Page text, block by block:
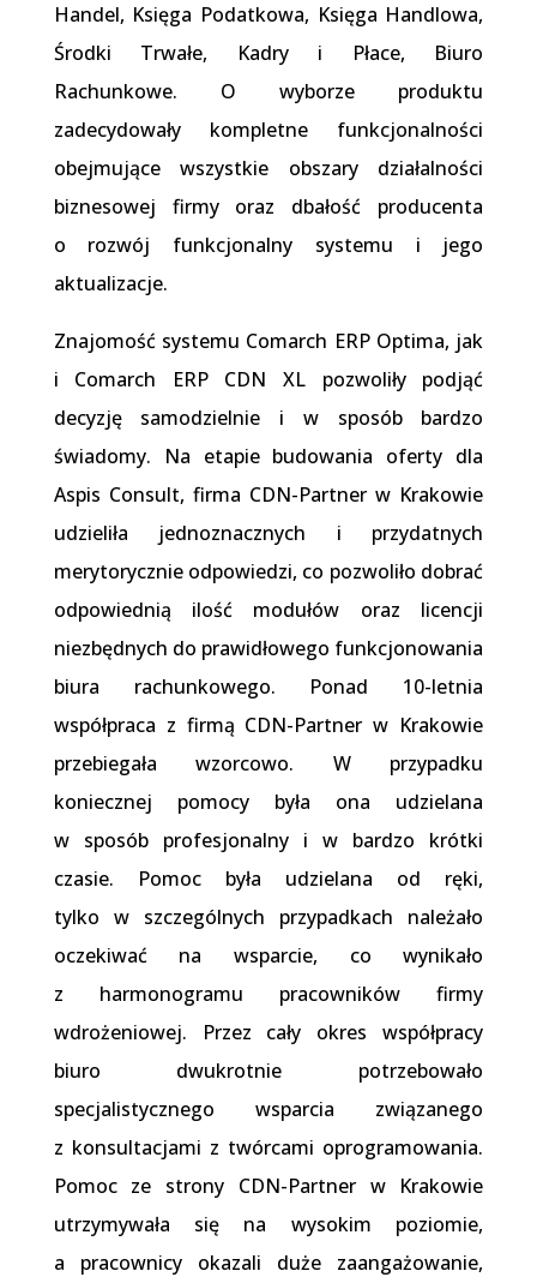
Handel, Księga Podatkowa, Księga Handlowa,
Środki Trwałe, Kadry i Płace, Biuro
Rachunkowe. O wyborze produktu
zadecydowały kompletne funkcjonalności
obejmujące wszystkie obszary działalności
biznesowej firmy oraz dbałość producenta
o rozwój funkcjonalny systemu i jego
aktualizacje.
Znajomość systemu Comarch ERP Optima, jak
i Comarch ERP CDN XL pozwoliły podjąć
decyzję samodzielnie i w sposób bardzo
świadomy. Na etapie budowania oferty dla
Aspis Consult, firma CDN-Partner w Krakowie
udzieliła jednoznacznych i przydatnych
merytorycznie odpowiedzi, co pozwoliło dobrać
odpowiednią ilość modułów oraz licencji
niezbędnych do prawidłowego funkcjonowania
biura rachunkowego. Ponad 10-letnia
współpraca z firmą CDN-Partner w Krakowie
przebiegała wzorcowo. W przypadku
koniecznej pomocy była ona udzielana
w sposób profesjonalny i w bardzo krótki
czasie. Pomoc była udzielana od ręki,
tylko w szczególnych przypadkach należało
oczekiwać na wsparcie, co wynikało
z harmonogramu pracowników firmy
wdrożeniowej. Przez cały okres współpracy
biuro dwukrotnie potrzebowało
specjalistycznego wsparcia związanego
z konsultacjami z twórcami oprogramowania.
Pomoc ze strony CDN-Partner w Krakowie
utrzymywała się na wysokim poziomie,
a pracownicy okazali duże zaangażowanie,